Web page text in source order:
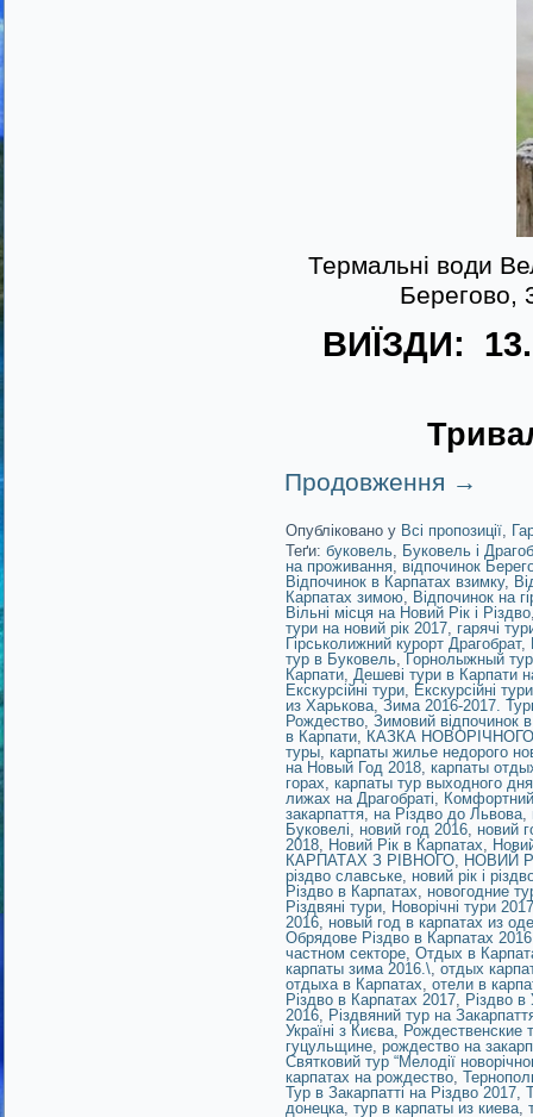
Термальні води
Берегово,
ВИЇЗДИ:
Продовження →
Опубліковано у Всі пропозиції,
Теґи: буковель, Буковель і
на проживання, відпочинок
Відпочинок в Карпатах взимку,
Карпатах зимою, Відпочинок на
Вільні місця на Новий Рік і Різдво
тури на новий рік 2017, гарячі
Гірськолижний курорт Драгобрат,
тур в Буковель, Горнолыжный
Карпати, Дешеві тури в Карпати
Екскурсійні тури, Екскурсійні
из Харькова, Зима 2016-2017.
Рождество, Зимовий відпочинок
в Карпати, КАЗКА
туры, карпаты жилье недорого
на Новый Год 2018, карпаты
горах, карпаты тур выходного
лижах на Драгобраті,
закарпаття, на Різдво до Львова,
Буковелі, новий год 2016, новий
2018, Новий Рік в Карпатах,
КАРПАТАХ З РІВНОГО, НОВИЙ
різдво славське, новий рік і
Різдво в Карпатах, новогодние
Різдвяні тури, Новорічні тури
2016, новый год в карпатах из
Обрядове Різдво в Карпатах 2016
частном секторе, Отдых в
карпаты зима 2016.\, отдых
отдыха в Карпатах, отели в
Різдво в Карпатах 2017, Різдво в
2016, Різдвяний тур на
Україні з Києва, Рождественские
гуцульщине, рождество на
Святковий тур “Мелодії
карпатах на рождество,
Тур в Закарпатті на Різдво 2017,
донецка, тур в карпаты из киева,